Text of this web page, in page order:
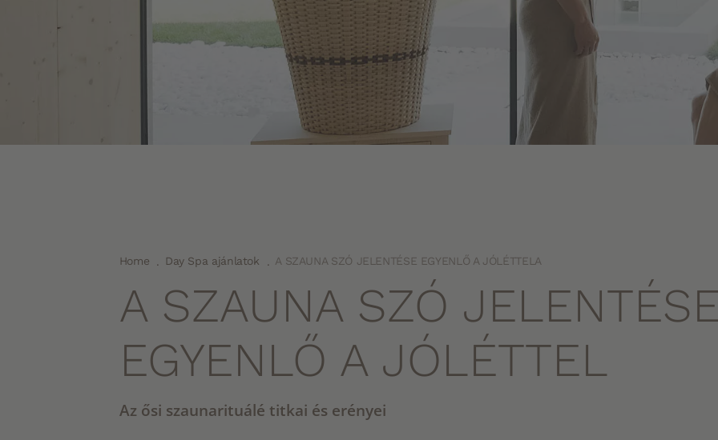
Home . Day Spa ajánlatok . A SZAUNA SZÓ JELENTÉSE EGYENLŐ A JÓLÉTTELA
A SZAUNA SZÓ
EGYENLŐ A JÓLÉTTEL
Az ősi szaunarituálé titkai és erényei